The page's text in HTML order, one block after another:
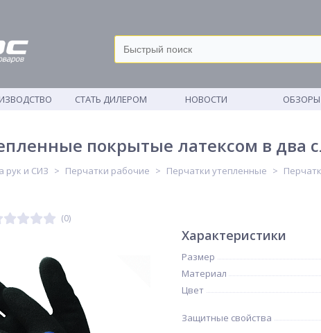
СТАТЬ ДИЛЕРОМ НОВОСТИ ОБЗОРЫ
покрытые латексом в два
рук и СИЗ Перчатки рабочие Перчатки утепленные
(0)
Характеристики
Размер
Материал
Цвет
Защитные свойства